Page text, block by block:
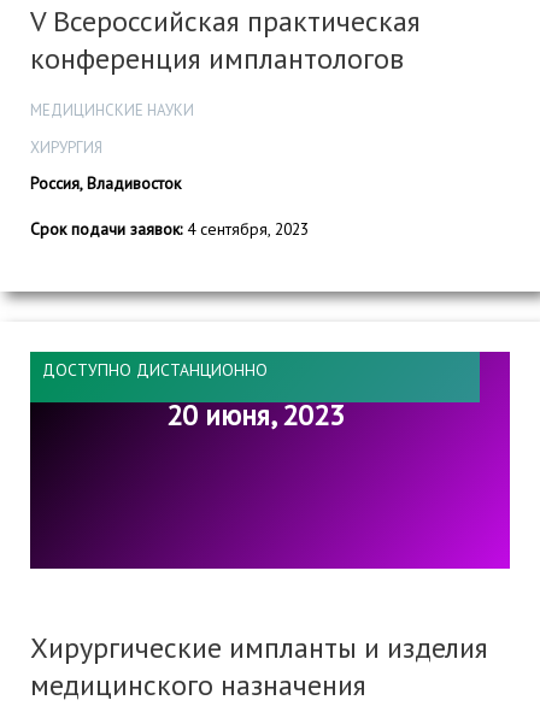
V Всероссийская практическая
конференция имплантологов
МЕДИЦИНСКИЕ НАУКИ
ХИРУРГИЯ
Россия, Владивосток
Срок подачи заявок:4 сентября, 2023
ДОСТУПНО ДИСТАНЦИОННО
20 июня, 2023
Хирургические импланты и изделия
медицинского назначения